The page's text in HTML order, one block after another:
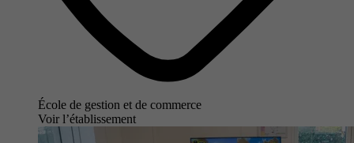
École de gestion et de commerce
Voir l’établissement